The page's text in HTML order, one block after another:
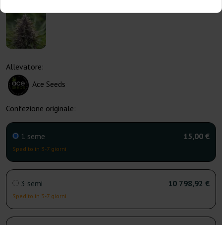
Allevatore:
Ace Seeds
Confezione originale:
1 seme
Spedito in 3-7 giorni
15,00 €
3 semi
Spedito in 3-7 giorni
10 798,92 €